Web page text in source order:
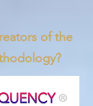
of the